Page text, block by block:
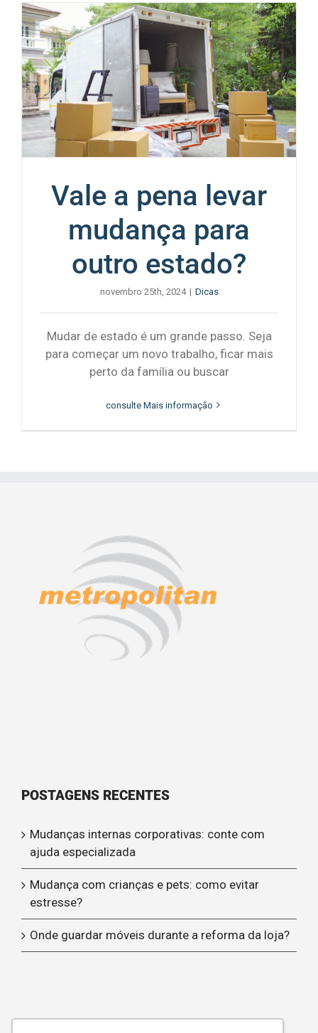
Vale a pena levar
mudança para
outro estado?
novembro 25th, 2024 | Dicas
Mudar de estado é um grande passo. Seja
para começar um novo trabalho, ficar mais
perto da família ou buscar
consulte Mais informação
POSTAGENS RECENTES
Mudanças internas corporativas: conte com
ajuda especializada
Mudança com crianças e pets: como evitar
estresse?
Onde guardar móveis durante a reforma da loja?